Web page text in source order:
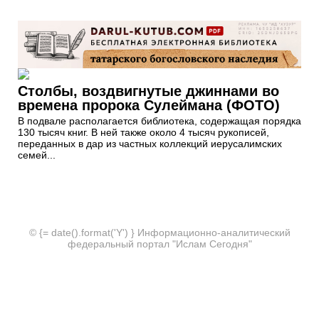
Столбы, воздвигнутые джиннами во
времена пророка Сулеймана (ФОТО)
В подвале располагается библиотека, содержащая порядка
130 тысяч книг. В ней также около 4 тысяч рукописей,
переданных в дар из частных коллекций иерусалимских
семей...
© {= date().format('Y') } Информационно-аналитический
федеральный портал "Ислам Сегодня"